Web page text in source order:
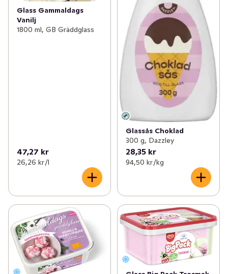
Glass Gammaldags
Vanilj
1800 ml, GB Gräddglass
47,27 kr
26,26 kr /l
Glassås Choklad
300 g, Dazzley
28,35 kr
94,50 kr /kg